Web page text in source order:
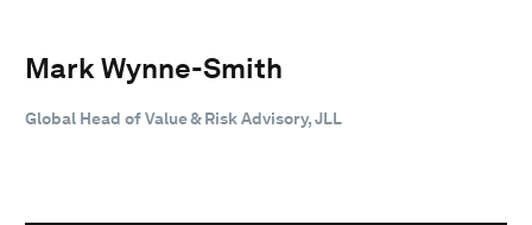
Mark Wynne-Smith
Global Head of Value & Risk Advisory, JLL